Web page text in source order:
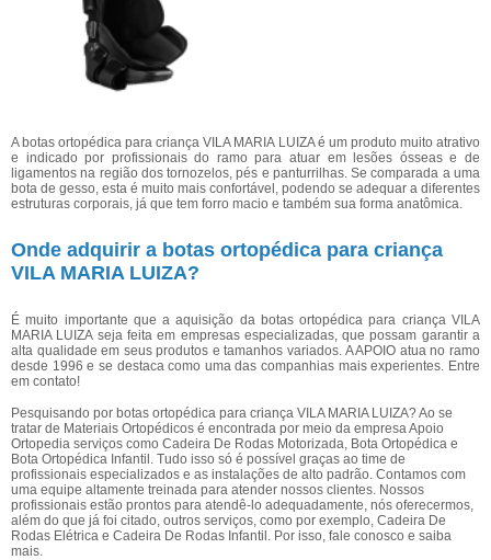
A botas ortopédica para criança VILA MARIA LUIZA é um produto muito atrativo
e indicado por profissionais do ramo para atuar em lesões ósseas e de
ligamentos na região dos tornozelos, pés e panturrilhas. Se comparada a uma
bota de gesso, esta é muito mais confortável, podendo se adequar a diferentes
estruturas corporais, já que tem forro macio e também sua forma anatômica.
Onde adquirir a botas ortopédica para criança
VILA MARIA LUIZA?
É muito importante que a aquisição da botas ortopédica para criança VILA
MARIA LUIZA seja feita em empresas especializadas, que possam garantir a
alta qualidade em seus produtos e tamanhos variados. A APOIO atua no ramo
desde 1996 e se destaca como uma das companhias mais experientes. Entre
em contato!
Pesquisando por botas ortopédica para criança VILA MARIA LUIZA? Ao se
tratar de Materiais Ortopédicos é encontrada por meio da empresa Apoio
Ortopedia serviços como Cadeira De Rodas Motorizada, Bota Ortopédica e
Bota Ortopédica Infantil. Tudo isso só é possível graças ao time de
profissionais especializados e as instalações de alto padrão. Contamos com
uma equipe altamente treinada para atender nossos clientes. Nossos
profissionais estão prontos para atendê-lo adequadamente, nós oferecermos,
além do que já foi citado, outros serviços, como por exemplo, Cadeira De
Rodas Elétrica e Cadeira De Rodas Infantil. Por isso, fale conosco e saiba
mais.